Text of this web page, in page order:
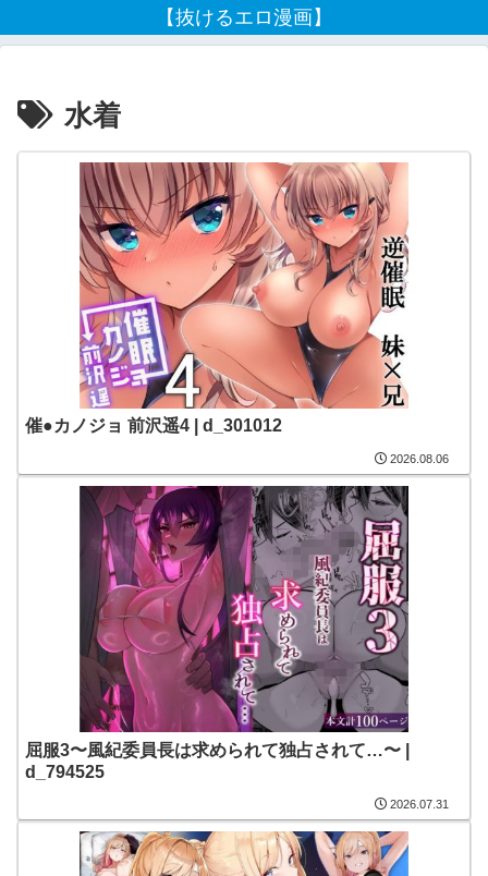
【抜けるエロ漫画】
水着
催●カノジョ 前沢遥4 | d_301012
2026.08.06
屈服3〜風紀委員長は求められて独占されて…〜 |
d_794525
2026.07.31